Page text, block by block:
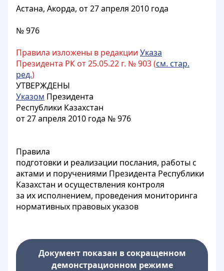
Астана, Акорда, от 27 апреля 2010 года
№ 976
Правила изложены в редакции Указа
Президента РК от 25.05.22 г. № 903 (см. стар.
ред.)
УТВЕРЖДЕНЫ
Указом Президента
Республики Казахстан
от 27 апреля 2010 года № 976
Правила
подготовки и реализации послания, работы с
актами и поручениями Президента Республики
Казахстан и осуществления контроля
за их исполнением, проведения мониторинга
нормативных правовых указов
Документ показан в сокращенном
демонстрационном режиме